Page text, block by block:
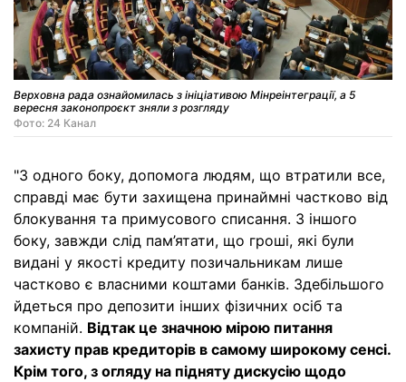
Верховна рада ознайомилась з ініціативою Мінреінтеграції, а 5
вересня законопроєкт зняли з розгляду
Фото: 24 Канал
"З одного боку, допомога людям, що втратили все,
справді має бути захищена принаймні частково від
блокування та примусового списання. З іншого
боку, завжди слід пам’ятати, що гроші, які були
видані у якості кредиту позичальникам лише
частково є власними коштами банків. Здебільшого
йдеться про депозити інших фізичних осіб та
компаній. Відтак це значною мірою питання
захисту прав кредиторів в самому широкому сенсі.
Крім того, з огляду на підняту дискусію щодо